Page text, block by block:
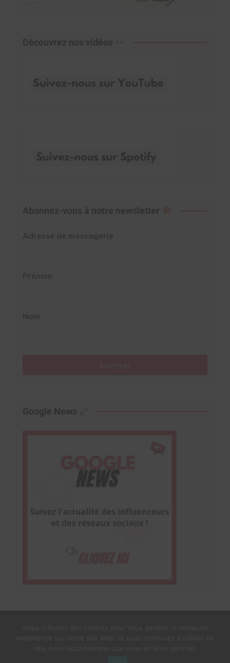
Découvrez nos vidéos
Abonnez-vous à notre newsletter
Adresse de messagerie
Prénom
Nom
Google News